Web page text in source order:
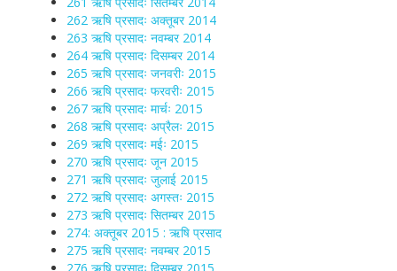
262 ऋषि प्रसादः अक्तूबर 2014
263 ऋषि प्रसादः नवम्बर 2014
264 ऋषि प्रसादः दिसम्बर 2014
265 ऋषि प्रसादः जनवरीः 2015
266 ऋषि प्रसादः फरवरीः 2015
267 ऋषि प्रसादः मार्चः 2015
268 ऋषि प्रसादः अप्रैलः 2015
269 ऋषि प्रसादः मईः 2015
270 ऋषि प्रसादः जून 2015
271 ऋषि प्रसादः जुलाई 2015
272 ऋषि प्रसादः अगस्तः 2015
273 ऋषि प्रसादः सितम्बर 2015
274: अक्तूबर 2015 : ऋषि प्रसाद
275 ऋषि प्रसादः नवम्बर 2015